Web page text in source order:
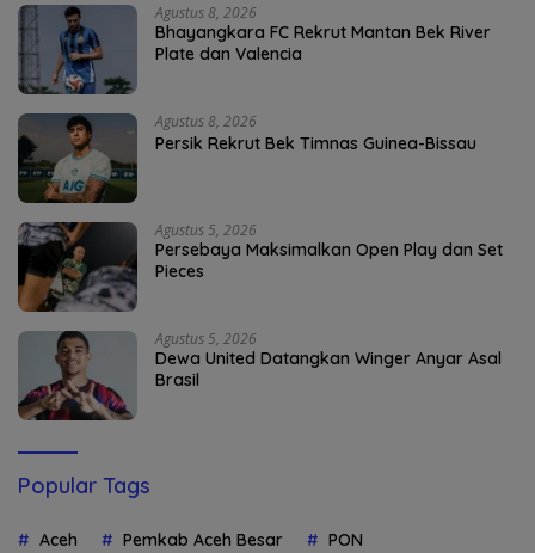
Agustus 8, 2026
Bhayangkara FC Rekrut Mantan Bek River
Plate dan Valencia
Agustus 8, 2026
Persik Rekrut Bek Timnas Guinea-Bissau
Agustus 5, 2026
Persebaya Maksimalkan Open Play dan Set
Pieces
Agustus 5, 2026
Dewa United Datangkan Winger Anyar Asal
Brasil
Popular Tags
Aceh Pemkab Aceh Besar PON